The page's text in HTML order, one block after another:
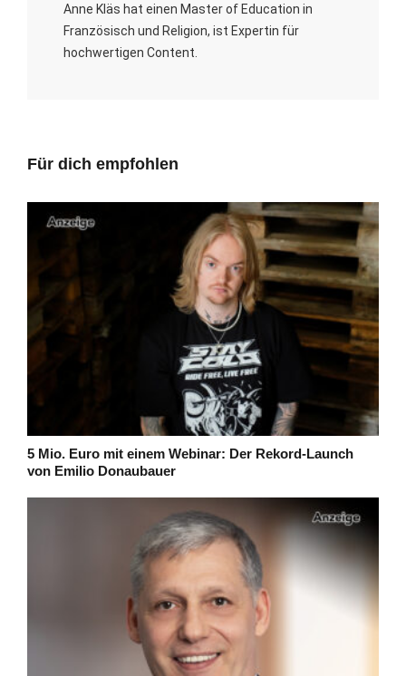
Anne Kläs hat einen Master of Education in
Französisch und Religion, ist Expertin für
hochwertigen Content.
Für dich empfohlen
5 Mio. Euro mit einem Webinar: Der Rekord-Launch
von Emilio Donaubauer